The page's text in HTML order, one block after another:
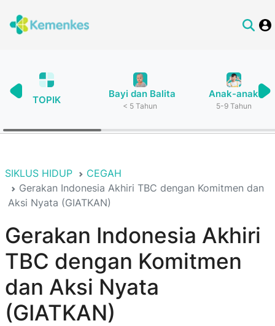
TOPIK
Bayi dan Balita
< 5 Tahun
Anak-anak
5-9 Tahun
SIKLUS HIDUP
CEGAH
Gerakan Indonesia Akhiri TBC dengan Komitmen dan
Aksi Nyata (GIATKAN)
Gerakan Indonesia Akhiri
TBC dengan Komitmen
dan Aksi Nyata
(GIATKAN)